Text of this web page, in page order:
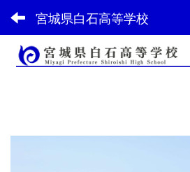
宮城県白石高等学校